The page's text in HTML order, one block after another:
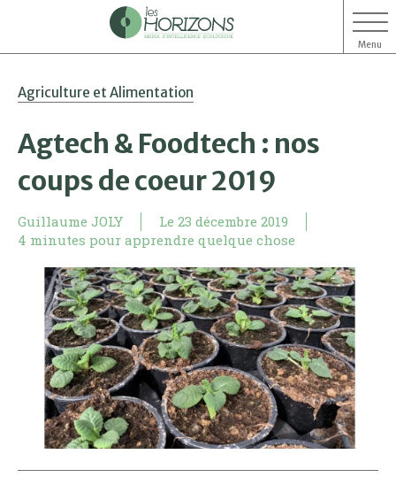
Menu
Agriculture et Alimentation
Agtech & Foodtech : nos
coups de coeur 2019
Guillaume JOLY Le 23 décembre 2019
4 minutes pour apprendre quelque chose